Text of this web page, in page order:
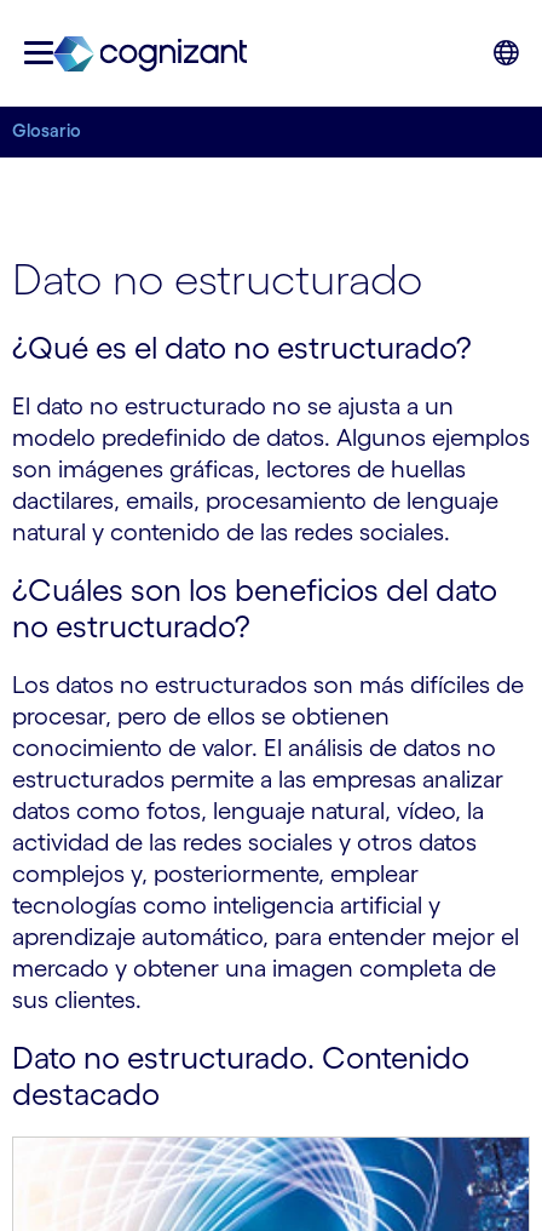
Glosario
Dato no estructurado
¿Qué es el dato no estructurado?
El dato no estructurado no se ajusta a un
modelo predefinido de datos. Algunos ejemplos
son imágenes gráficas, lectores de huellas
dactilares, emails, procesamiento de lenguaje
natural y contenido de las redes sociales.
¿Cuáles son los beneficios del dato
no estructurado?
Los datos no estructurados son más difíciles de
procesar, pero de ellos se obtienen
conocimiento de valor. El análisis de datos no
estructurados permite a las empresas analizar
datos como fotos, lenguaje natural, vídeo, la
actividad de las redes sociales y otros datos
complejos y, posteriormente, emplear
tecnologías como inteligencia artificial y
aprendizaje automático, para entender mejor el
mercado y obtener una imagen completa de
sus clientes.
Dato no estructurado. Contenido
destacado